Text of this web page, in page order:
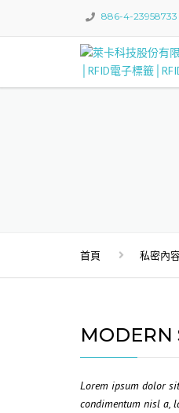
886-4-
首頁 私密內
MODERN
Lorem ipsum dolor
condimentum nisl a,